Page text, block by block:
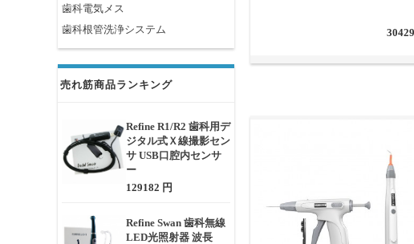
歯科電気メス
歯科根管洗浄システム
売れ筋商品ランキング
Refine R1/R2 歯科用デ
ジタル式Ｘ線撮影セン
サ USB口腔内センサ
ー
129182 円
Refine Swan 歯科無線
LED光照射器 波長